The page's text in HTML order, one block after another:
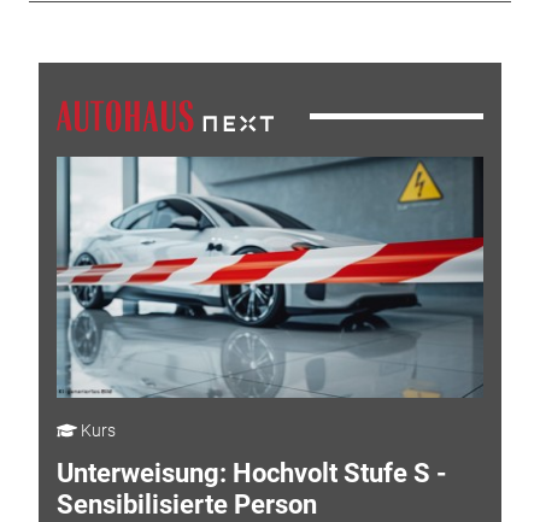
Kurs
Unterweisung: Hochvolt Stufe S -
Sensibilisierte Person